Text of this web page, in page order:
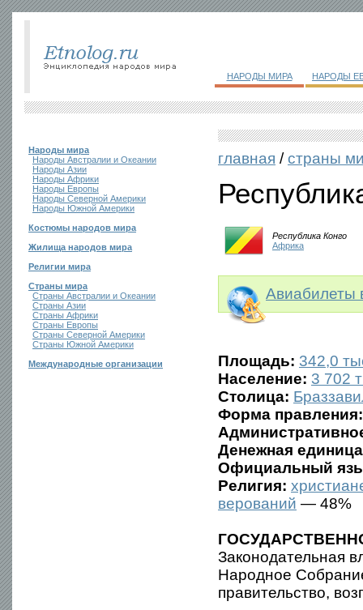
НАРОДЫ МИРА НАРОДЫ
Народы мира
Народы Австралии и Океании
Народы Азии
Народы Африки
Народы Европы
Народы Северной Америки
Народы Южной Америки
Костюмы народов мира
Жилища народов мира
Религии мира
Страны мира
Страны Австралии и Океании
Страны Азии
Страны Африки
Страны Европы
Страны Северной Америки
Страны Южной Америки
Международные организации
главная /страны
Республика Конго
Африка
Авиабилеты
Площадь: 342,0
Население: 3 702
Столица:
Форма правления:
Денежная
Официальный
Религия:
верований — 48%
Законодательная
Народное
правительство,